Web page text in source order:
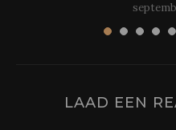
LAAD EEN